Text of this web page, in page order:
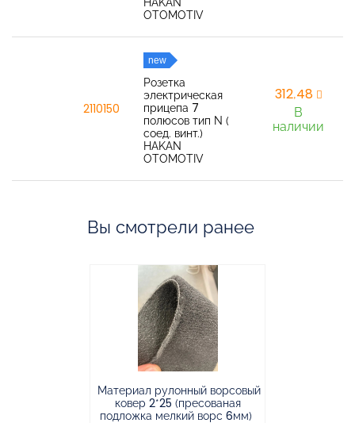
OTOMOTIV
2110150
new
Розетка
электрическая
прицепа 7
полюсов тип N (
соед. винт.)
HAKAN
OTOMOTIV
312,48
В
наличии
Вы смотрели ранее
Материал рулонный ворсовый
ковер 2*25 (пресованая
подложка мелкий ворс 6мм)